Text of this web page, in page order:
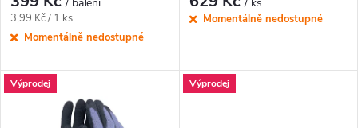
o
d
u
o
d
Měrná
cena:
3,99 Kč / 1 ks
Momentálně nedostupné
Momentálně nedostupné
Výprodej Výprodej